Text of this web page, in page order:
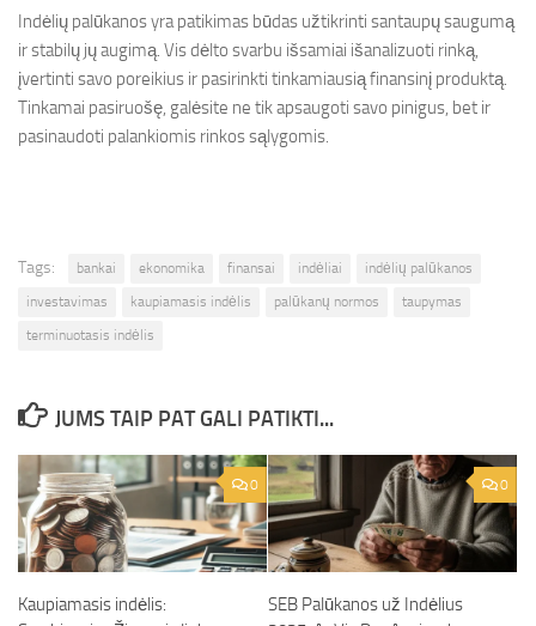
Indėlių palūkanos yra patikimas būdas užtikrinti santaupų saugumą
ir stabilų jų augimą. Vis dėlto svarbu išsamiai išanalizuoti rinką,
įvertinti savo poreikius ir pasirinkti tinkamiausią finansinį produktą.
Tinkamai pasiruošę, galėsite ne tik apsaugoti savo pinigus, bet ir
pasinaudoti palankiomis rinkos sąlygomis.
Tags: bankai ekonomika finansai indėliai
indėlių palūkanos
investavimas
kaupiamasis indėlis palūkanų normos
taupymas
terminuotasis indėlis
JUMS TAIP PAT GALI PATIKTI...
0
Kaupiamasis indėlis:
0
SEB Palūkanos už Indėlius